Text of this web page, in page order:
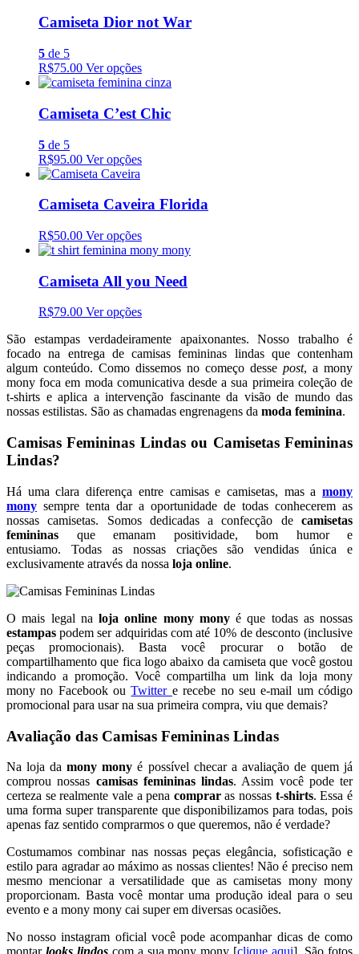
Camiseta Dior not War
5 de 5
R$75.00 Ver opções
Camiseta C’est Chic
5 de 5
R$95.00 Ver opções
Camiseta Caveira Florida
R$50.00 Ver opções
Camiseta All you Need
R$79.00 Ver opções
São estampas verdadeiramente apaixonantes. Nosso trabalho é
focado na entrega de camisas femininas lindas que contenham
algum conteúdo. Como dissemos no começo desse post, a mony
mony foca em moda comunicativa desde a sua primeira coleção de
t-shirts e aplica a intervenção fascinante da visão de mundo das
nossas estilistas. São as chamadas engrenagens da moda feminina.
Camisas Femininas Lindas ou Camisetas Femininas
Lindas?
Há uma clara diferença entre camisas e camisetas, mas a mony
mony sempre tenta dar a oportunidade de todas conhecerem as
nossas camisetas. Somos dedicadas a confecção de camisetas
femininas que emanam positividade, bom humor e
entusiamo. Todas as nossas criações são vendidas única e
exclusivamente através da nossa loja online.
O mais legal na loja online mony monyé que todas as nossas
estampas podem ser adquiridas com até 10% de desconto (inclusive
peças promocionais). Basta você procurar o botão de
compartilhamento que fica logo abaixo da camiseta que você gostou
indicando a promoção. Você compartilha um link da loja mony
mony no Facebook ouTwitter e recebe no seu e-mail um código
promocional para usar na sua primeira compra, viu que demais?
Avaliação das Camisas Femininas Lindas
Na loja damony mony é possível checar a avaliação de quem já
comprou nossas camisas femininas lindas. Assim você pode ter
certeza se realmente vale a pena compraras nossas t-shirts. Essa é
uma forma super transparente que disponibilizamos para todas, pois
apenas faz sentido comprarmos o que queremos, não é verdade?
Costumamos combinar nas nossas peças elegância, sofisticação e
estilo para agradar ao máximo as nossas clientes! Não é preciso nem
mesmo mencionar a versatilidade que as camisetas mony mony
proporcionam. Basta você montar uma produção ideal para o seu
evento e a mony mony cai super em diversas ocasiões.
No nosso instagram oficial você pode acompanhar dicas de como